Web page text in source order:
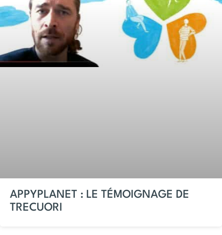
APPYPLANET : LE TÉMOIGNAGE DE
TRECUORI